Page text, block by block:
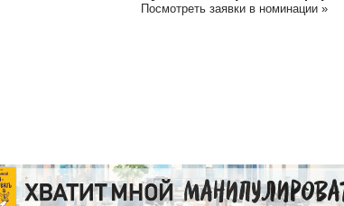
Посмотреть заявки в номинации »